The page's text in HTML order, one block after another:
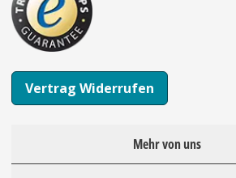
Vertrag Widerrufen
Mehr von uns